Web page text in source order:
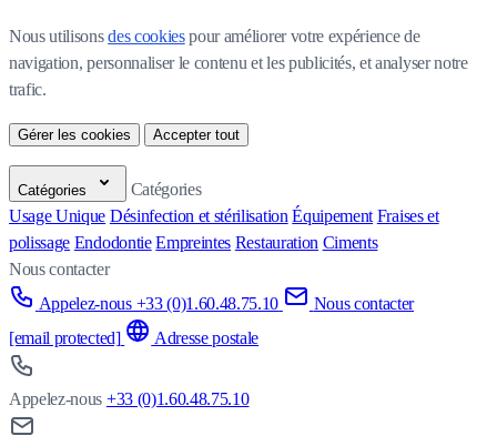
Nous utilisons des cookies pour améliorer votre expérience de
navigation, personnaliser le contenu et les publicités, et analyser notre
trafic.
Gérer les cookies Accepter tout
Catégories
Catégories
Usage Unique Désinfection et stérilisation Équipement Fraises et
polissage Endodontie Empreintes Restauration Ciments
Nous contacter
Appelez-nous +33 (0)1.60.48.75.10
Nous contacter
[email protected]
Adresse postale
Appelez-nous +33 (0)1.60.48.75.10